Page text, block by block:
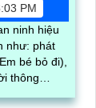
PM
ninh hiệu
như: phát
bé bỏ đi),
thông